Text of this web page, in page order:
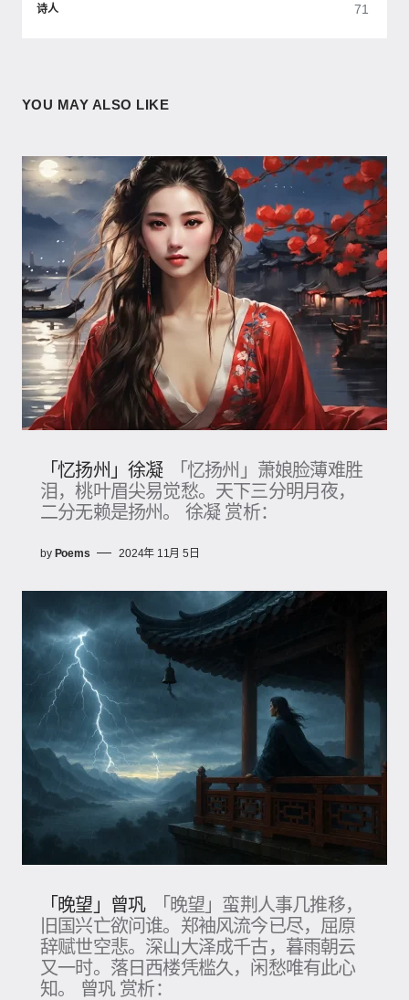
诗人 71
YOU MAY ALSO LIKE
「忆扬州」徐凝
「忆扬州」萧娘脸薄难胜
泪，桃叶眉尖易觉愁。天下三分明月夜，
二分无赖是扬州。 徐凝 赏析：
by Poems 2024年 11月 5日
「晚望」曾巩
「晚望」蛮荆人事几推移，
旧国兴亡欲问谁。郑袖风流今已尽，屈原
辞赋世空悲。深山大泽成千古，暮雨朝云
又一时。落日西楼凭槛久，闲愁唯有此心
知。 曾巩 赏析：